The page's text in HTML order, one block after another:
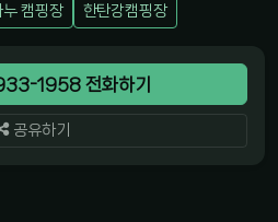
캠핑장 한탄강캠핑장
1958 전화하기
공유하기